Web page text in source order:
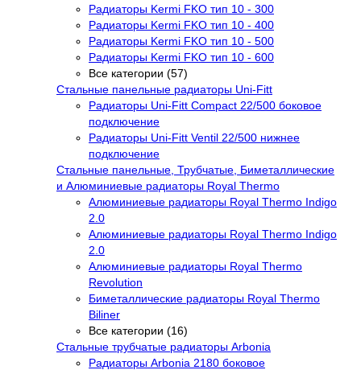
Радиаторы Kermi FKO тип 10 - 300
Радиаторы Kermi FKO тип 10 - 400
Радиаторы Kermi FKO тип 10 - 500
Радиаторы Kermi FKO тип 10 - 600
Все категории (57)
Стальные панельные радиаторы Uni-Fitt
Радиаторы Uni-Fitt Compact 22/500 боковое
подключение
Радиаторы Uni-Fitt Ventil 22/500 нижнее
подключение
Стальные панельные, Трубчатые, Биметаллические
и Алюминиевые радиаторы Royal Thermo
Алюминиевые радиаторы Royal Thermo Indigo
2.0
Алюминиевые радиаторы Royal Thermo Indigo
2.0
Алюминиевые радиаторы Royal Thermo
Revolution
Биметаллические радиаторы Royal Thermo
Biliner
Все категории (16)
Стальные трубчатые радиаторы Arbonia
Радиаторы Arbonia 2180 боковое